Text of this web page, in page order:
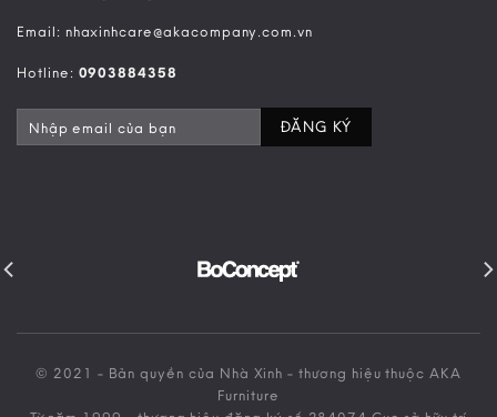
Email: nhaxinhcare@akacompany.com.vn
Hotline: 0903884358
© 2021 - Bản quyền của Nhà Xinh - thương hiệu thuộc AKA
Furniture